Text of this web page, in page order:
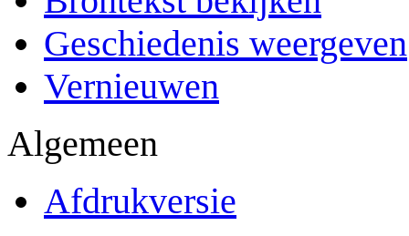
Geschiedenis weergeven
Vernieuwen
Algemeen
Afdrukversie